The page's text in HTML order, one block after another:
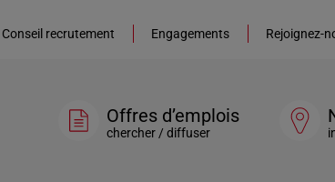
Conseil recrutement Engagements Rejoignez-
Offres d’emplois
chercher / diffuser